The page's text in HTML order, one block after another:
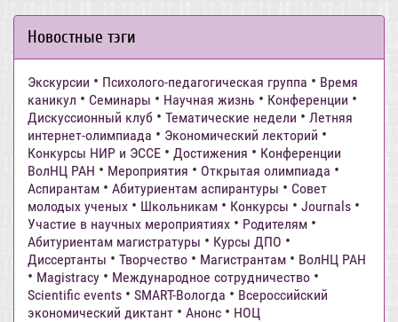
Новостные тэги
Экскурсии • Психолого-педагогическая группа • Время
каникул • Семинары • Научная жизнь • Конференции •
Дискуссионный клуб • Тематические недели • Летняя
интернет-олимпиада • Экономический лекторий •
Конкурсы НИР и ЭССЕ • Достижения • Конференции
ВолНЦ РАН • Мероприятия • Открытая олимпиада •
Аспирантам • Абитуриентам аспирантуры • Совет
молодых ученых • Школьникам • Конкурсы • Journals •
Участие в научных мероприятиях • Родителям •
Абитуриентам магистратуры • Курсы ДПО •
Диссертанты • Творчество • Магистрантам • ВолНЦ РАН
• Magistracy • Международное сотрудничество •
Scientific events • SMART-Вологда • Всероссийский
экономический диктант • Анонс • НОЦ